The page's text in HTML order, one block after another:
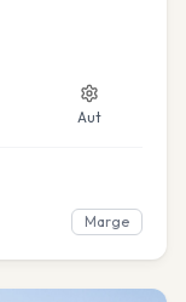
Aut
Marge